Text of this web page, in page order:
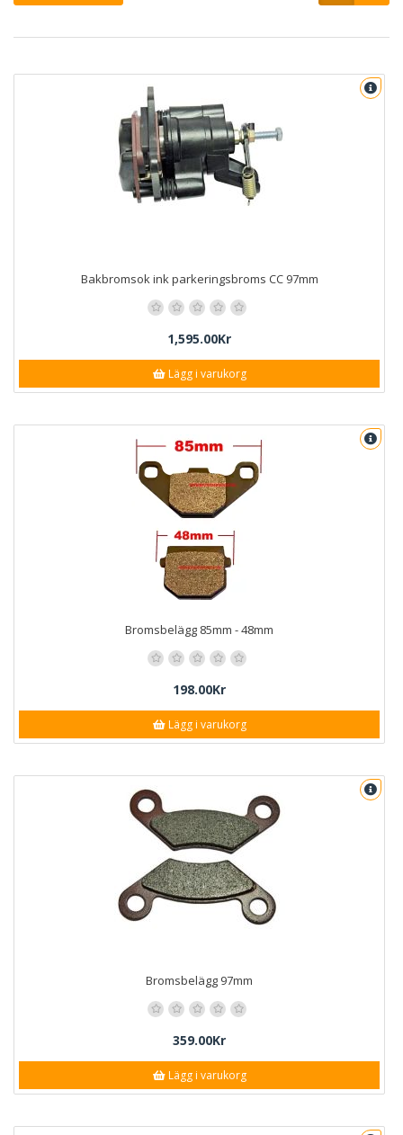
Bakbromsok ink parkeringsbroms CC 97mm
1,595.00Kr
Lägg i varukorg
Bromsbelägg 85mm - 48mm
198.00Kr
Lägg i varukorg
Bromsbelägg 97mm
359.00Kr
Lägg i varukorg